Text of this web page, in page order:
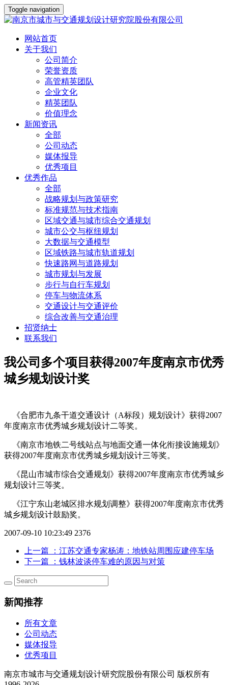
Toggle navigation
网站首页
关于我们
公司简介
荣誉资质
高管精英团队
企业文化
精英团队
价值理念
新闻资讯
全部
公司动态
媒体报导
优秀项目
优秀作品
全部
战略规划与政策研究
标准规范与技术指南
区域交通与城市综合交通规划
城市公交与枢纽规划
大数据与交通模型
区域铁路与城市轨道规划
快速路网与道路规划
城市规划与发展
步行与自行车规划
停车与物流体系
交通设计与交通评价
综合改善与交通治理
招贤纳士
联系我们
我公司多个项目获得2007年度南京市优秀
城乡规划设计奖
《合肥市九条干道交通设计（A标段）规划设计》获得2007
年度南京市优秀城乡规划设计二等奖。
《南京市地铁二号线站点与地面交通一体化衔接设施规划》
获得2007年度南京市优秀城乡规划设计三等奖。
《昆山市城市综合交通规划》获得2007年度南京市优秀城乡
规划设计三等奖。
《江宁东山老城区排水规划调整》获得2007年度南京市优秀
城乡规划设计鼓励奖。
2007-09-10 10:23:49 2376
上一篇
：江苏交通专家杨涛：地铁站周围应建停车场
下一篇
：钱林波谈停车难的原因与对策
新闻推荐
所有文章
公司动态
媒体报导
优秀项目
南京市城市与交通规划设计研究院股份有限公司 版权所有